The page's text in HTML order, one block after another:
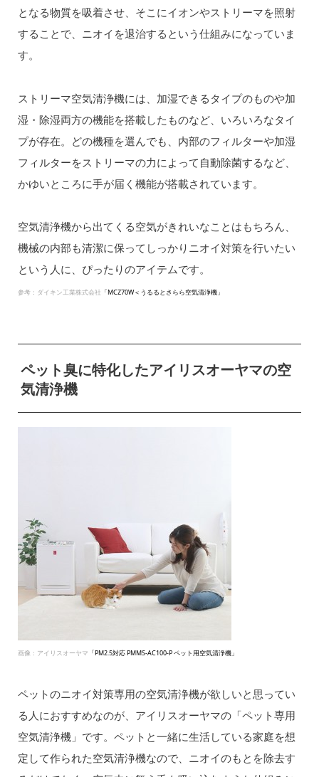
となる物質を吸着させ、そこにイオンやストリーマを照射
することで、ニオイを退治するという仕組みになっていま
す。
ストリーマ空気清浄機には、加湿できるタイプのものや加
湿・除湿両方の機能を搭載したものなど、いろいろなタイ
プが存在。どの機種を選んでも、内部のフィルターや加湿
フィルターをストリーマの力によって自動除菌するなど、
かゆいところに手が届く機能が搭載されています。
空気清浄機から出てくる空気がきれいなことはもちろん、
機械の内部も清潔に保ってしっかりニオイ対策を行いたい
という人に、ぴったりのアイテムです。
参考：ダイキン工業株式会社 「MCZ70W＜うるるとさらら空気清浄機」
ペット臭に特化したアイリスオーヤマの空
気清浄機
画像：アイリスオーヤマ 「PM2.5対応 PMMS-AC100-P ペット用空気清浄機」
ペットのニオイ対策専用の空気清浄機が欲しいと思ってい
る人におすすめなのが、アイリスオーヤマの「ペット専用
空気清浄機」です。ペットと一緒に生活している家庭を想
定して作られた空気清浄機なので、ニオイのもとを除去す